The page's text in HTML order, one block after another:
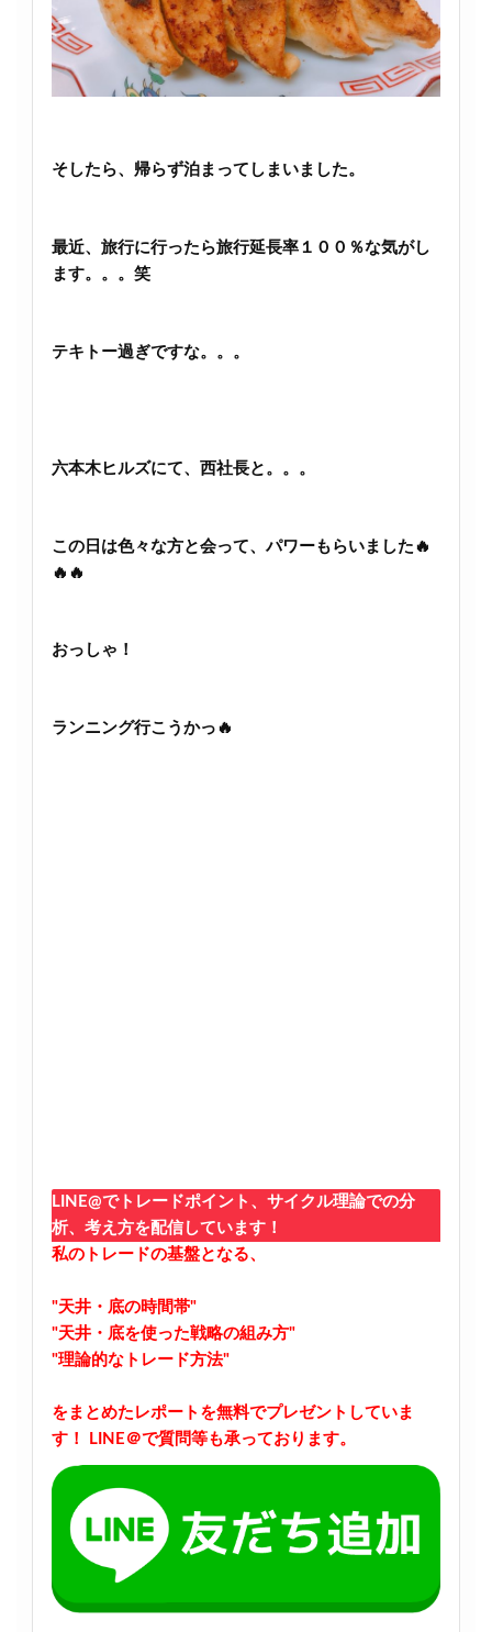
そしたら、帰らず泊まってしまいました。
最近、旅行に行ったら旅行延長率１００％な気がし
ます。。。笑
テキトー過ぎですな。。。
六本木ヒルズにて、西社長と。。。
この日は色々な方と会って、パワーもらいました🔥
🔥🔥
おっしゃ！
ランニング行こうかっ🔥
LINE@でトレードポイント、サイクル理論での分
析、考え方を配信しています！
私のトレードの基盤となる、
"天井・底の時間帯"
"天井・底を使った戦略の組み方"
"理論的なトレード方法"
をまとめたレポートを無料でプレゼントしていま
す！
LINE＠で質問等も承っております。